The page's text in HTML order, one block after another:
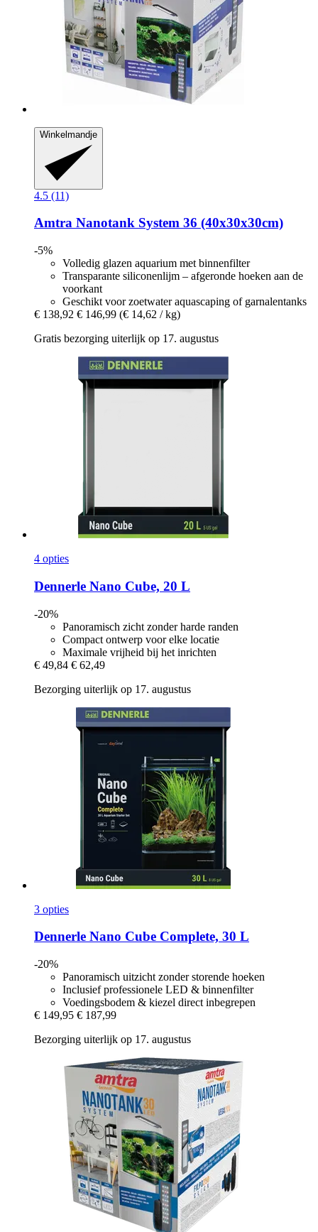
Winkelmandje
4.5 (11)
Amtra Nanotank System 36 (40x30x30cm)
-5%
Volledig glazen aquarium met binnenfilter
Transparante siliconenlijm – afgeronde hoeken aan de
voorkant
Geschikt voor zoetwater aquascaping of garnalentanks
€ 138,92 € 146,99 (€ 14,62 / kg)
Gratis bezorging uiterlijk op 17. augustus
4 opties
Dennerle Nano Cube, 20 L
-20%
Panoramisch zicht zonder harde randen
Compact ontwerp voor elke locatie
Maximale vrijheid bij het inrichten
€ 49,84 € 62,49
Bezorging uiterlijk op 17. augustus
3 opties
Dennerle Nano Cube Complete, 30 L
-20%
Panoramisch uitzicht zonder storende hoeken
Inclusief professionele LED & binnenfilter
Voedingsbodem & kiezel direct inbegrepen
€ 149,95 € 187,99
Bezorging uiterlijk op 17. augustus